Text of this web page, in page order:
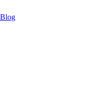
Blog